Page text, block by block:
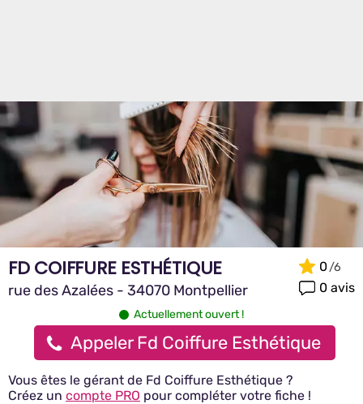
FD COIFFURE ESTHÉTIQUE
rue des Azalées - 34070 Montpellier
0
0 avis
Actuellement ouvert !
Appeler Fd Coiffure Esthétique
Vous êtes le gérant de Fd Coiffure Esthétique ?
Créez un compte PRO pour compléter votre fiche !